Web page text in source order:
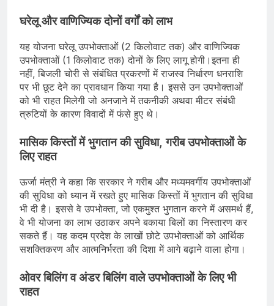
घरेलू और वाणिज्यिक दोनों वर्गों को लाभ
यह योजना घरेलू उपभोक्ताओं (2 किलोवाट तक) और वाणिज्यिक
उपभोक्ताओं (1 किलोवाट तक) दोनों के लिए लागू होगी।इतना ही
नहीं, बिजली चोरी से संबंधित प्रकरणों में राजस्व निर्धारण धनराशि
पर भी छूट देने का प्रावधान किया गया है। इससे उन उपभोक्ताओं
को भी राहत मिलेगी जो अनजाने में तकनीकी अथवा मीटर संबंधी
त्रुटियों के कारण विवादों में फंसे हुए थे।
मासिक किस्तों में भुगतान की सुविधा, गरीब उपभोक्ताओं के
लिए राहत
ऊर्जा मंत्री ने कहा कि सरकार ने गरीब और मध्यमवर्गीय उपभोक्ताओं
की सुविधा को ध्यान में रखते हुए मासिक किस्तों में भुगतान की सुविधा
भी दी है। इससे वे उपभोक्ता, जो एकमुश्त भुगतान करने में असमर्थ हैं,
वे भी योजना का लाभ उठाकर अपने बकाया बिलों का निस्तारण कर
सकते हैं। यह कदम प्रदेश के लाखों छोटे उपभोक्ताओं को आर्थिक
सशक्तिकरण और आत्मनिर्भरता की दिशा में आगे बढ़ाने वाला होगा।
ओवर बिलिंग व अंडर बिलिंग वाले उपभोक्ताओं के लिए भी
राहत